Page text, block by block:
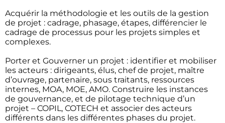
Acquérir la méthodologie et les outils de la gestion
de projet : cadrage, phasage, étapes, différencier le
cadrage de processus pour les projets simples et
complexes.
Porter et Gouverner un projet : identifier et mobiliser
les acteurs : dirigeants, élus, chef de projet, maître
d’ouvrage, partenaire, sous traitants, ressources
internes, MOA, MOE, AMO. Construire les instances
de gouvernance, et de pilotage technique d’un
projet – COPIL, COTECH et associer des acteurs
différents dans les différentes phases du projet.